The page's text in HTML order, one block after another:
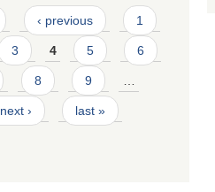
‹ previous 1
3 4 5 6
8 9 …
next › last »